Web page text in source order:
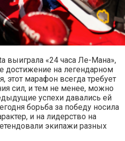
выиграла «24 часа Ле-Мана»,
достижение на легендарном
этот марафон всегда требует
сил, и тем не менее, можно
успехи давались ей
борьба за победу носила
и на лидерство на
экипажи разных